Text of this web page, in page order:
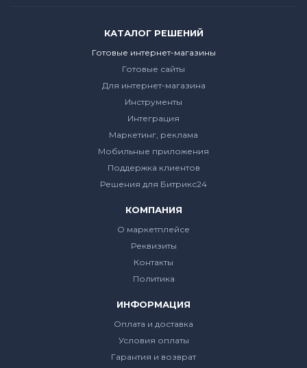
КАТАЛОГ РЕШЕНИЙ
Готовые интернет-магазины
Готовые сайты
Для интернет-магазина
Инструменты
Интеграция
Маркетинг, реклама
Мобильные приложения
Поддержка клиентов
Решения для Битрикс24
КОМПАНИЯ
О маркетплейсе
Реквизиты
Контакты
Политика
ИНФОРМАЦИЯ
Оплата и доставка
Условия оплаты
Гарантия и возврат